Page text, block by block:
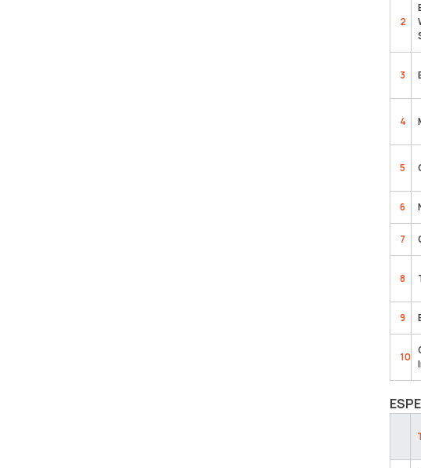
2
3
4
5
6
7
8
9
10